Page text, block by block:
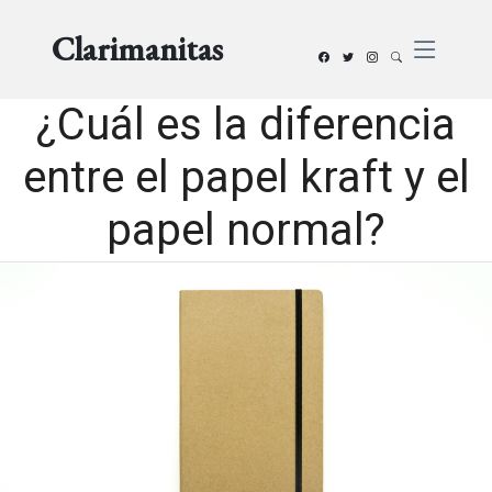
Clarimanitas
¿Cuál es la diferencia
entre el papel kraft y el
papel normal?